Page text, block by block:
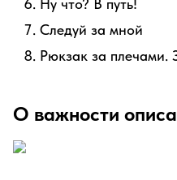
Ну что? В путь!
Следуй за мной
Рюкзак за плечами.
О важности